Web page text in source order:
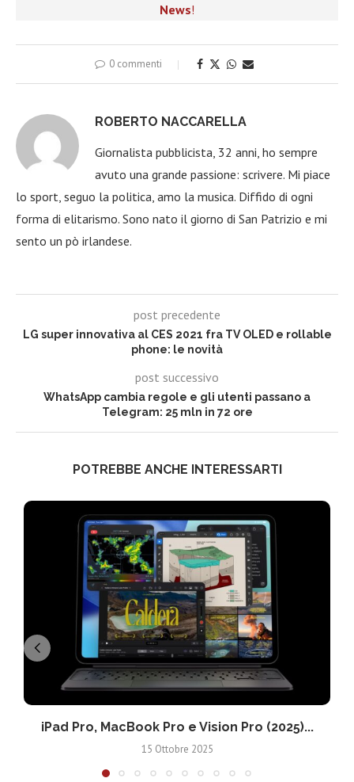
News!
0 commenti
ROBERTO NACCARELLA
Giornalista pubblicista, 32 anni, ho sempre
avuto una grande passione: scrivere. Mi piace
lo sport, seguo la politica, amo la musica. Diffido di ogni
forma di elitarismo. Sono nato il giorno di San Patrizio e mi
sento un pò irlandese.
post precedente
LG super innovativa al CES 2021 fra TV OLED e rollable
phone: le novità
post successivo
WhatsApp cambia regole e gli utenti passano a
Telegram: 25 mln in 72 ore
POTREBBE ANCHE INTERESSARTI
iPad Pro, MacBook Pro e Vision Pro (2025)...
15 Ottobre 2025